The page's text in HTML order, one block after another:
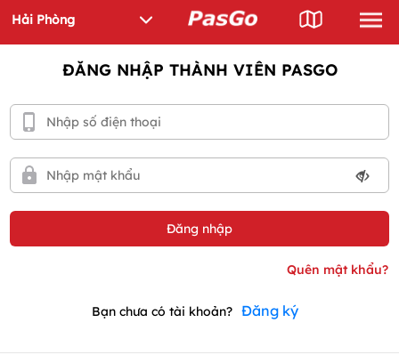
ĐĂNG NHẬP THÀNH VIÊN PASGO
Bạn chưa có tài khoản? Đăng ký